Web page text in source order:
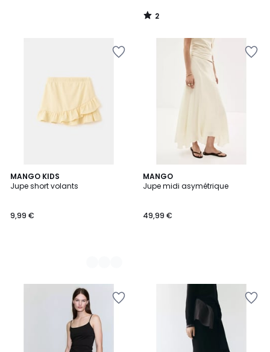
2
/
MANGO KIDS
Jupe short volants
9,99 €
2
Couleurs
MANGO
Jupe midi asymétrique
49,99 €